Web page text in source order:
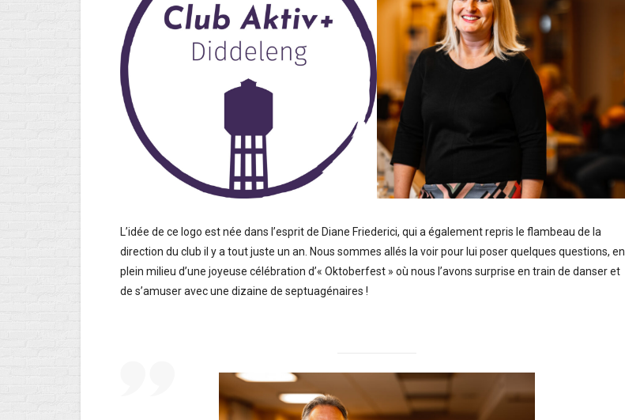
L’idée de ce logo est née dans l’esprit de Diane Friederici, qui a également repris le flambeau de la
direction du club il y a tout juste un an. Nous sommes allés la voir pour lui poser quelques questions, en
plein milieu d’une joyeuse célébration d’« Oktoberfest » où nous l’avons surprise en train de danser et
de s’amuser avec une dizaine de septuagénaires !